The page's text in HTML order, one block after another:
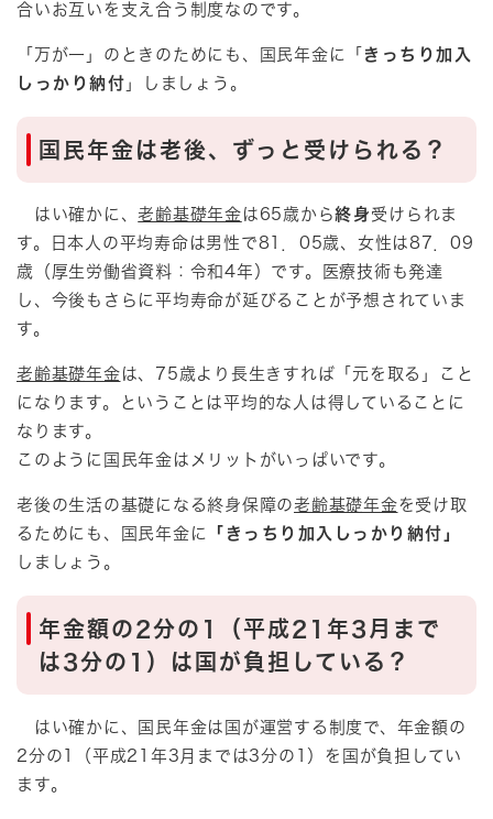
合いお互いを支え合う制度なのです。
「万が一」のときのためにも、国民年金に「 きっちり加入
しっかり納付 」しましょう。
国民年金は老後、ずっと受けられる？
はい確かに、 老齢基礎年金 は65歳から終身 受けられま
す。日本人の平均寿命は男性で81．05歳、女性は87．09
歳（厚生労働省資料：令和4年）です。医療技術も発達
し、今後もさらに平均寿命が延びることが予想されていま
す。
老齢基礎年金 は、75歳より長生きすれば「元を取る」こと
になります。ということは平均的な人は得していることに
なります。
このように国民年金はメリットがいっぱいです。
老後の生活の基礎になる終身保障の 老齢基礎年金を受け取
るためにも、国民年金に
「きっちり加入しっかり納付」
しましょう。
年金額の2分の1（平成21年3月まで
は3分の1）は国が負担している？
はい確かに、国民年金は国が運営する制度で、年金額の
2分の1（平成21年3月までは3分の1）を国が負担してい
ます。